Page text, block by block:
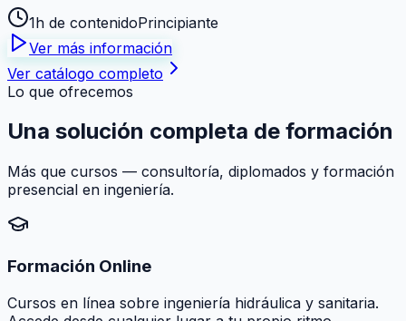
1h de contenidoPrincipiante
Ver más información
Ver catálogo completo
Lo que ofrecemos
Una solución completa de formación
Más que cursos — consultoría, diplomados y formación
presencial en ingeniería.
Formación Online
Cursos en línea sobre ingeniería hidráulica y sanitaria.